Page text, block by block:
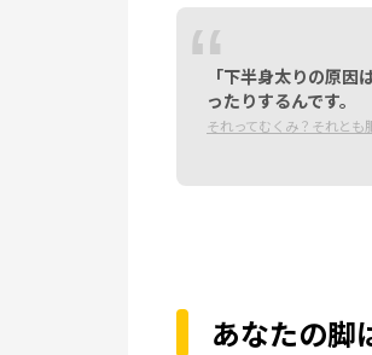
「下半身太りの原
ったりするんです。
それってむくみ？それとも
あなたの脚